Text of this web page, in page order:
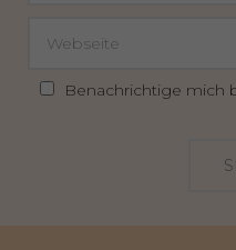
Benachrichtige mich